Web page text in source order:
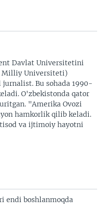
Davlat Universitetini
Milliy Universiteti)
Bu sohada 1990-
O'zbekistonda qator
"Amerika Ovozi
hamkorlik qilib keladi.
va ijtimoiy hayotni
endi boshlanmoqda